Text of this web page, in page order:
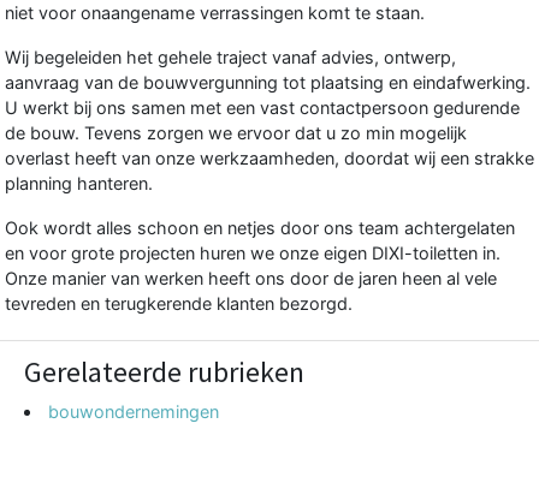
niet voor onaangename verrassingen komt te staan.
Wij begeleiden het gehele traject vanaf advies, ontwerp,
aanvraag van de bouwvergunning tot plaatsing en eindafwerking.
U werkt bij ons samen met een vast contactpersoon gedurende
de bouw. Tevens zorgen we ervoor dat u zo min mogelijk
overlast heeft van onze werkzaamheden, doordat wij een strakke
planning hanteren.
Ook wordt alles schoon en netjes door ons team achtergelaten
en voor grote projecten huren we onze eigen DIXI-toiletten in.
Onze manier van werken heeft ons door de jaren heen al vele
tevreden en terugkerende klanten bezorgd.
Gerelateerde rubrieken
bouwondernemingen